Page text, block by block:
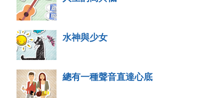
水神與少女
總有一種聲音直達心底